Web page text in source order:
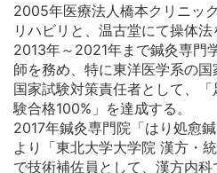
2005年医療法人橋本クリニッ
リハビリと、温古堂にて操体法
2013年～2021年まで鍼灸専門
師を務め、特に東洋医学系の国
国家試験対策責任者として、
験合格100%」を達成する。
2017年鍼灸専門院「はり処愈
より「東北大学大学院 漢方・
で技術補佐員として、漢方内科